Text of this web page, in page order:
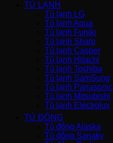
TỦ LẠNH
Tủ lạnh LG
Tủ lạnh Aqua
Tủ lạnh Funiki
Tủ lạnh Sharp
Tủ lạnh Casper
Tủ lạnh Hitachi
Tủ lạnh Toshiba
Tủ lạnh SamSung
Tủ lạnh Panasonic
Tủ lạnh Mitsubishi
Tủ lạnh Electrolux
TỦ ĐÔNG
Tủ đông Alaska
Tủ đông Sanaky